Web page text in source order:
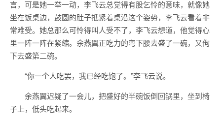
言，可是她一举一动，李飞云总觉得有股乞怜的意味，就像她
坐在饭桌边，鼓圆的肚子抵紧着桌沿这个姿势，李飞云看着非
常难受。她总那么可怜得叫人受不了，李飞云想道，他觉得心
里一阵一阵在紧缩。余燕翼正吃力的弯下腰去盛了一碗，又佝
下去盛第二碗。
“你一个人吃罢，我已经吃饱了。”李飞云说。
余燕翼迟疑了一会儿，把盛好的半碗饭倒回锅里，坐到椅
子上，低头吃起来。